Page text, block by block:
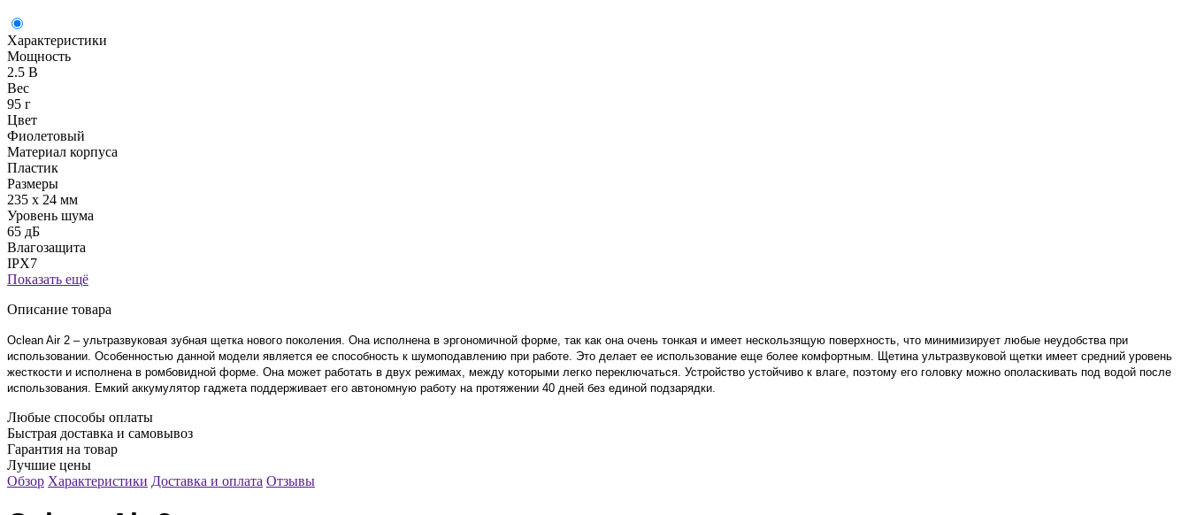
Характеристики
Мощность
2.5 В
Вес
95 г
Цвет
Фиолетовый
Материал корпуса
Пластик
Размеры
235 х 24 мм
Уровень шума
65 дБ
Влагозащита
IPX7
Показать ещё
Описание товара
Oclean Air 2 – ультразвуковая зубная щетка нового поколения. Она исполнена в эргономичной форме, так как она очень тонкая и имеет нескользящую поверхность, что минимизирует любые неудобства при
использовании. Особенностью данной модели является ее способность к шумоподавлению при работе. Это делает ее использование еще более комфортным. Щетина ультразвуковой щетки имеет средний уровень
жесткости и исполнена в ромбовидной форме. Она может работать в двух режимах, между которыми легко переключаться. Устройство устойчиво к влаге, поэтому его головку можно ополаскивать под водой после
использования. Емкий аккумулятор гаджета поддерживает его автономную работу на протяжении 40 дней без единой подзарядки.
Любые способы оплаты
Быстрая доставка и самовывоз
Гарантия на товар
Лучшие цены
Обзор Характеристики Доставка и оплата Отзывы